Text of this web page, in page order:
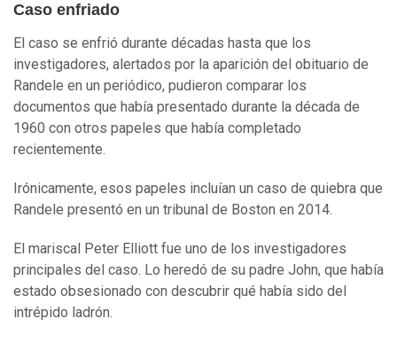
Caso enfriado
El caso se enfrió durante décadas hasta que los
investigadores, alertados por la aparición del obituario de
Randele en un periódico, pudieron comparar los
documentos que había presentado durante la década de
1960 con otros papeles que había completado
recientemente.
Irónicamente, esos papeles incluían un caso de quiebra que
Randele presentó en un tribunal de Boston en 2014.
El mariscal Peter Elliott fue uno de los investigadores
principales del caso. Lo heredó de su padre John, que había
estado obsesionado con descubrir qué había sido del
intrépido ladrón.